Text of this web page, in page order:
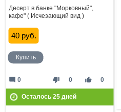
Десерт в банке "Морковный",
кафе" ( Исчезающий вид )
40 руб.
Купить
thumb_down 0 thumb_up 0
mode_comment 0
Осталось 25дней